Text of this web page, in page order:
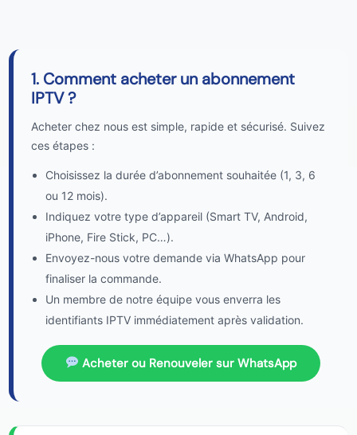
1. Comment acheter un abonnement
IPTV ?
Acheter chez nous est simple, rapide et sécurisé. Suivez
ces étapes :
Choisissez la durée d’abonnement souhaitée (1, 3, 6
ou 12 mois).
Indiquez votre type d’appareil (Smart TV, Android,
iPhone, Fire Stick, PC…).
Envoyez-nous votre demande via WhatsApp pour
finaliser la commande.
Un membre de notre équipe vous enverra les
identifiants IPTV immédiatement après validation.
Acheter ou Renouveler sur WhatsApp